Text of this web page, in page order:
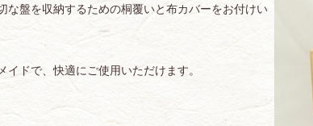
な盤を収納するための桐覆いと布カバーをお付けい
イドで、快適にご使用いただけます。